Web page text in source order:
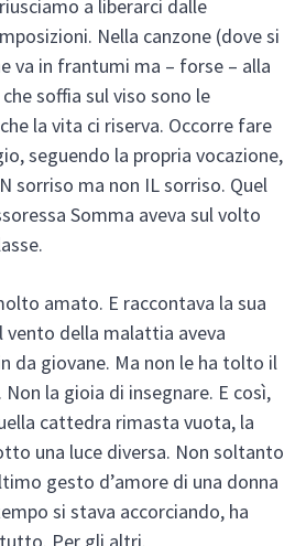
a liberarci dalle
Nella canzone (dove si
va in frantumi ma – forse – alla
soffia sul viso sono le
la vita ci riserva. Occorre fare
seguendo la propria vocazione,
sorriso ma non IL sorriso. Quel
Somma aveva sul volto
amato. E raccontava la sua
vento della malattia aveva
da giovane. Ma non le ha tolto il
la gioia di insegnare. E così,
cattedra rimasta vuota, la
una luce diversa. Non soltanto
gesto d’amore di una donna
si stava accorciando, ha